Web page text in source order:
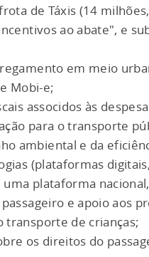
de Táxis (14
ao abate", e
em meio
Mobi-e;
associdos às
para o transporte
ambiental e da
(plataformas
plataforma
e apoio aos
transporte de crianças;
os direitos do